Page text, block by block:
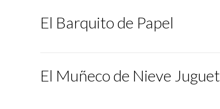
El Barquito de Papel
El Muñeco de Nieve